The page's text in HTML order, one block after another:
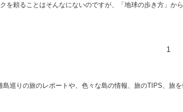
を頼ることはそんなにないのですが、「地球の歩き方」
1
巡りの旅のレポートや、色々な島の情報、旅のTIPS、